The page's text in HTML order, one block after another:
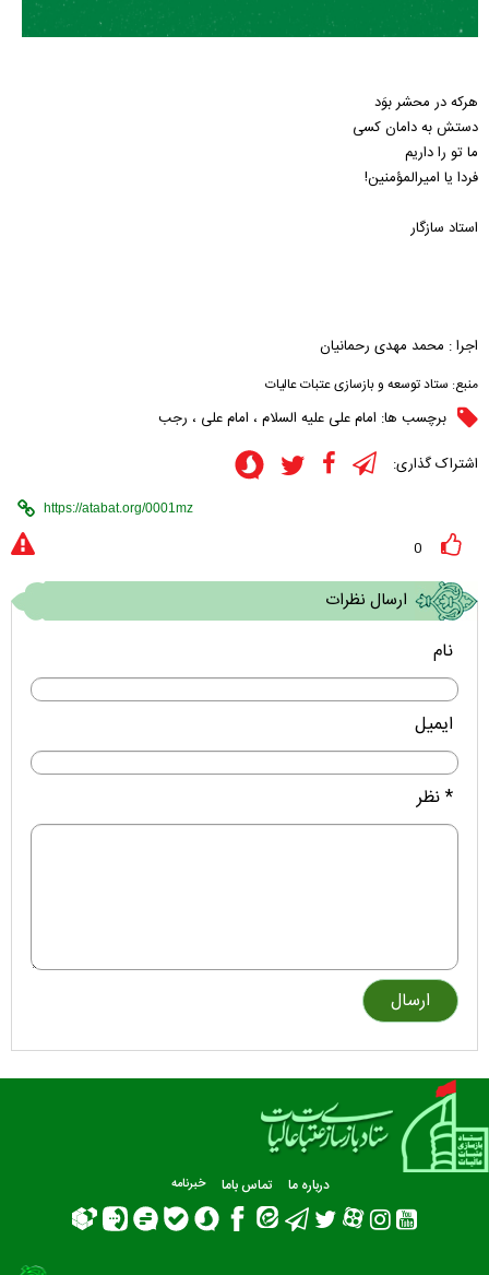
هرکه در محشر بوَد
دستش به دامان کسی
ما تو را داریم
فردا یا امیرالمؤمنین!
استاد سازگار
اجرا : محمد مهدی رحمانیان
منبع: ستاد توسعه و بازسازی عتبات عالیات
برچسب ها: امام علی علیه السلام ، امام علی ، رجب
اشتراک گذاری:
0
ارسال نظرات
نام
ایمیل
* نظر
درباره ما تماس باما خبرنامه